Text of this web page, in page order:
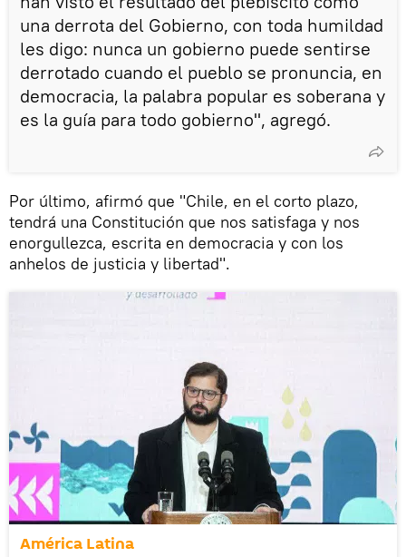
una derrota del Gobierno, con toda humildad
les digo: nunca un gobierno puede sentirse
derrotado cuando el pueblo se pronuncia, en
democracia, la palabra popular es soberana y
es la guía para todo gobierno", agregó.
Por último, afirmó que "Chile, en el corto plazo,
tendrá una Constitución que nos satisfaga y nos
enorgullezca, escrita en democracia y con los
anhelos de justicia y libertad".
América Latina